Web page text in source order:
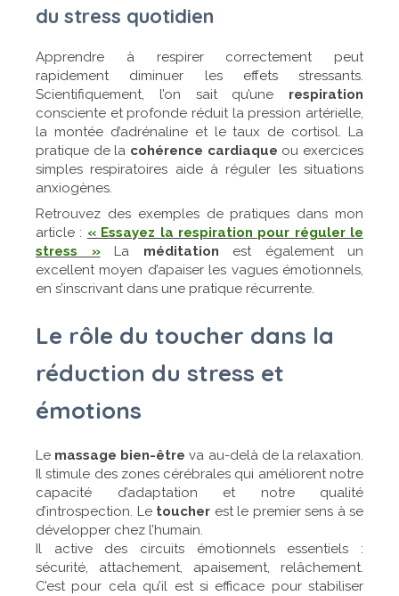
du stress quotidien
Apprendre à respirer correctement peut
rapidement diminuer les effets stressants.
Scientifiquement, l’on sait qu’une respiration
consciente et profonde réduit la pression artérielle,
la montée d’adrénaline et le taux de cortisol. La
pratique de la cohérence cardiaque ou exercices
simples respiratoires aide à réguler les situations
anxiogènes.
Retrouvez des exemples de pratiques dans mon
article : « Essayez la respiration pour réguler le
stress »La méditation est également un
excellent moyen d’apaiser les vagues émotionnels,
en s’inscrivant dans une pratique récurrente.
Le rôle du toucher dans la
réduction du stress et
émotions
Le massage bien-être va au-delà de la relaxation.
Il stimule des zones cérébrales qui améliorent notre
capacité d’adaptation et notre qualité
d’introspection. Le toucher est le premier sens à se
développer chez l’humain.
Il active des circuits émotionnels essentiels :
sécurité, attachement, apaisement, relâchement.
C’est pour cela qu’il est si efficace pour stabiliser